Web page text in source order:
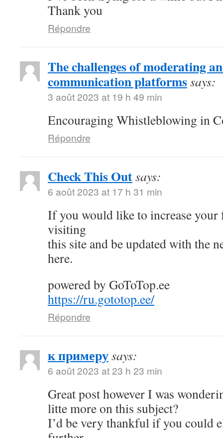
Thank you
Répondre
The challenges of moderating
communication platformssays:
3 août 2023 at 19 h 49 min
Encouraging Whistleblowing in
Répondre
Check This Outsays:
6 août 2023 at 17 h 31 min
If you would like to increase
visiting
this site and be updated with the
here.
powered by GoToTop.ee
https://ru.gototop.ee/
Répondre
к примеруsays:
6 août 2023 at 23 h 23 min
Great post however I was
litte more on this subject?
I’d be very thankful if you could